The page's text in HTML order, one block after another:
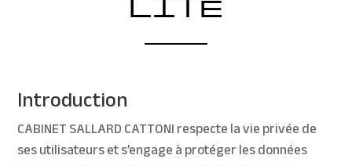
LITÉ
Introduction
CABINET SALLARD CATTONI respecte la vie privée de
ses utilisateurs et s’engage à protéger les données